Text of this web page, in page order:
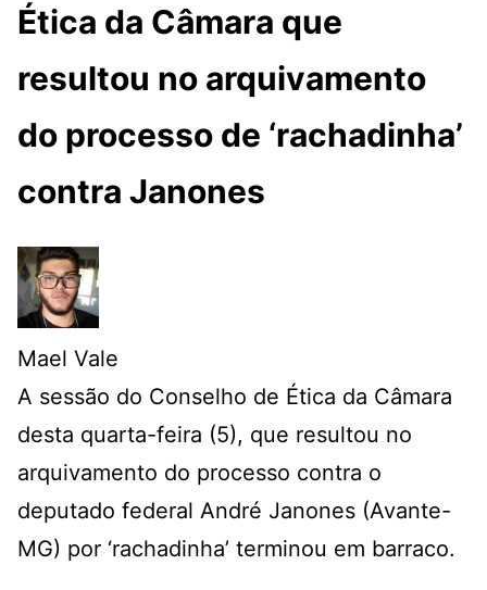
Ética da Câmara que
resultou no arquivamento
do processo de ‘rachadinha’
contra Janones
Mael Vale
A sessão do Conselho de Ética da Câmara
desta quarta-feira (5), que resultou no
arquivamento do processo contra o
deputado federal André Janones (Avante-
MG) por ‘rachadinha’ terminou em barraco.